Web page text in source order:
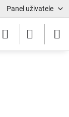
Panel uživatele